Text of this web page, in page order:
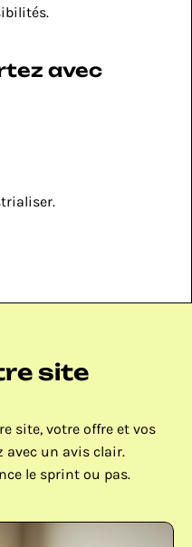
avec
site
site, votre offre et vos
avec un avis clair.
le sprint ou pas.